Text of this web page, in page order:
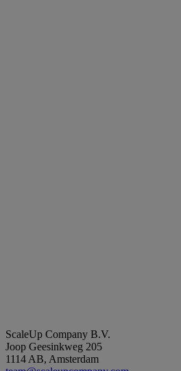
ScaleUp Company B.V.
Joop Geesinkweg 205
1114 AB, Amsterdam